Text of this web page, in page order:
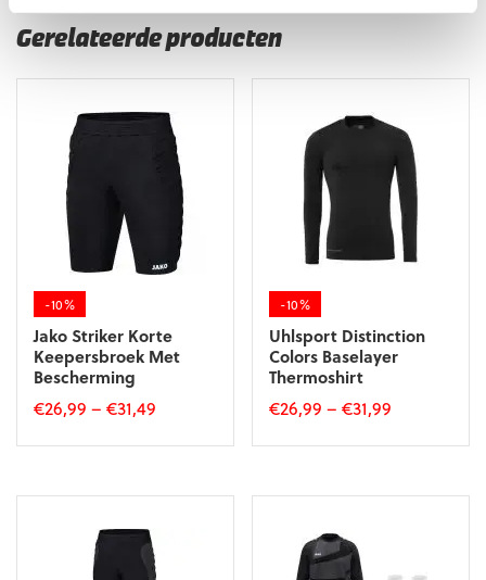
Gerelateerde producten
-10%
Jako Striker Korte
Keepersbroek Met
Bescherming
€26,99 – €31,49
Dit
variaties.
-10%
Uhlsport Distinction
Colors Baselayer
Thermoshirt
€26,99 –€31,99
Dit
variaties.
Deze